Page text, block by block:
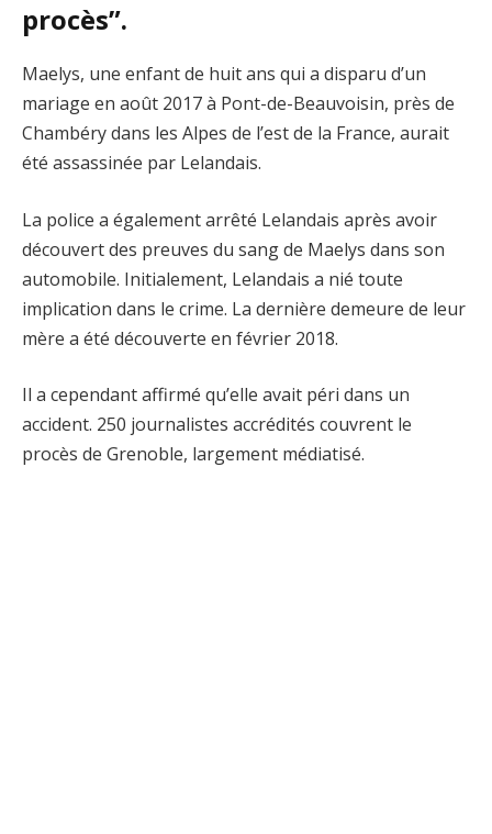
procès”.
Maelys, une enfant de huit ans qui a disparu d’un
mariage en août 2017 à Pont-de-Beauvoisin, près de
Chambéry dans les Alpes de l’est de la France, aurait
été assassinée par Lelandais.
La police a également arrêté Lelandais après avoir
découvert des preuves du sang de Maelys dans son
automobile. Initialement, Lelandais a nié toute
implication dans le crime. La dernière demeure de leur
mère a été découverte en février 2018.
Il a cependant affirmé qu’elle avait péri dans un
accident. 250 journalistes accrédités couvrent le
procès de Grenoble, largement médiatisé.